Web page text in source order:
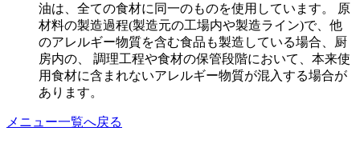
油は、全ての食材に同一のものを使用しています。 原
材料の製造過程(製造元の工場内や製造ライン)で、他
のアレルギー物質を含む食品も製造している場合、厨
房内の、 調理工程や食材の保管段階において、本来使
用食材に含まれないアレルギー物質が混入する場合が
あります。
メニュー一覧へ戻る